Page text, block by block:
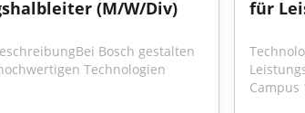
(M/W/Div)
Bosch gestalten
Technologien
für
Campus